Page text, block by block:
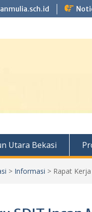
Utara Bekasi
> Informasi > Rapat